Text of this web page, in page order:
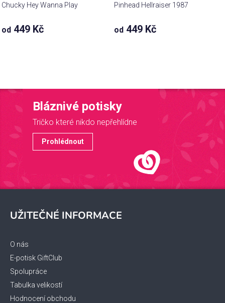
Chucky Hey Wanna Play
od 449 Kč
Pinhead Hellraiser 1987
od 449 Kč
Bláznivé potisky
Tričko které nikdo nepřehlídne
Prohlédnout
UŽITEČNÉ INFORMACE
O nás
E-potisk GiftClub
Spolupráce
Tabulka velikostí
Hodnocení obchodu